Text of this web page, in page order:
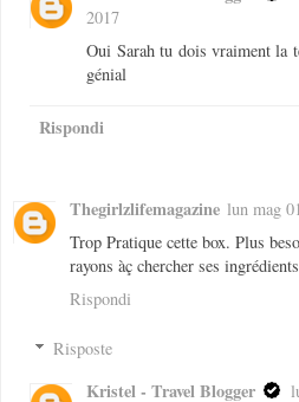
2017
Oui Sarah tu dois vraiment la
génial
Rispondi
Thegirlzlifemagazine lun mag
Trop Pratique cette box. Plus
rayons àç chercher ses
Rispondi
Risposte
Kristel - Travel Blogger